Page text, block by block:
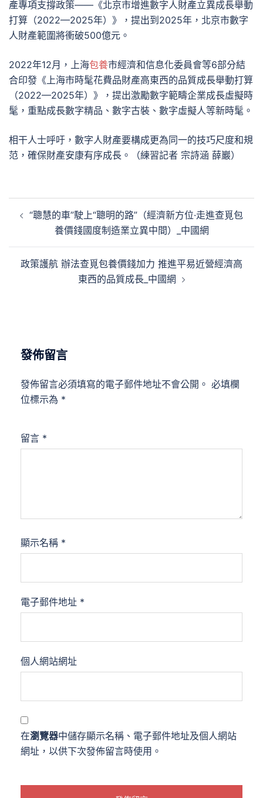
產專項支撐政策——《北京市增進數字人財產立異成長舉動
打算（2022—2025年）》，提出到2025年，北京市數字
人財產範圍將衝破500億元。
2022年12月，上海包養市經濟和信息化委員會等6部分結
合印發《上海市時髦花費品財產高東西的品質成長舉動打算
（2022—2025年）》，提出激勵數字範疇企業成長虛擬時
髦，重點成長數字精品、數字古裝、數字虛擬人等新時髦。
相干人士呼吁，數字人財產要構成更為同一的技巧尺度和規
范，確保財產安康有序成長。（練習記者 宗詩涵 薛巖）
章 “聰慧的車”駛上“聰明的路”（經濟新方位·走進查覓包
養價錢國度制造業立異中間）_中國網
政策護航 辦法查覓包養價錢加力 推進平易近營經濟高
東西的品質成長_中國網
發佈留言
發佈留言必須填寫的電子郵件地址不會公開。 必填欄
位標示為 *
留言 *
顯示名稱 *
電子郵件地址 *
個人網站網址
在瀏覽器中儲存顯示名稱、電子郵件地址及個人網站
網址，以供下次發佈留言時使用。